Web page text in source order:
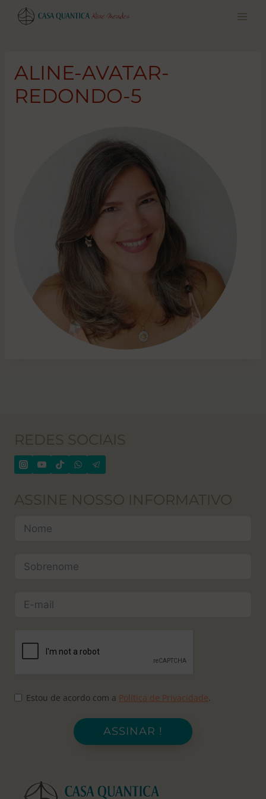
Pular
para
ALINE-AVATAR-
REDONDO-5
REDES SOCIAIS
ASSINE NOSSO INFORMATIVO
Estou de acordo com a Política de Privacidade.
ASSINAR !